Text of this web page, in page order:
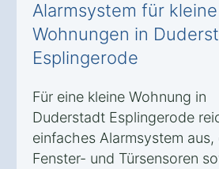
Alarmsystem für kleine
Wohnungen in
Esplingerode
Für eine kleine Wohnung in
Duderstadt Esplingerode
einfaches Alarmsystem aus,
Fenster- und Türsensoren